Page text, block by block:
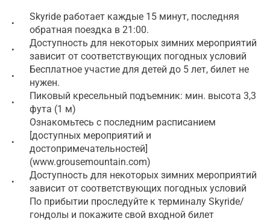
•
Skyride работает каждые 15 минут, последняя
обратная поездка в 21:00.
•
Доступность для некоторых зимних мероприятий
зависит от соответствующих погодных условий
•
Бесплатное участие для детей до 5 лет, билет не
нужен.
•
Пиковый кресельный подъемник: мин. высота 3,3
фута (1 м)
•
Ознакомьтесь с последним расписанием
[доступных мероприятий и
достопримечательностей]
(www.grousemountain.com)
•
Доступность для некоторых зимних мероприятий
зависит от соответствующих погодных условий
По прибытии проследуйте к терминалу Skyride/
гондолы и покажите свой входной билет